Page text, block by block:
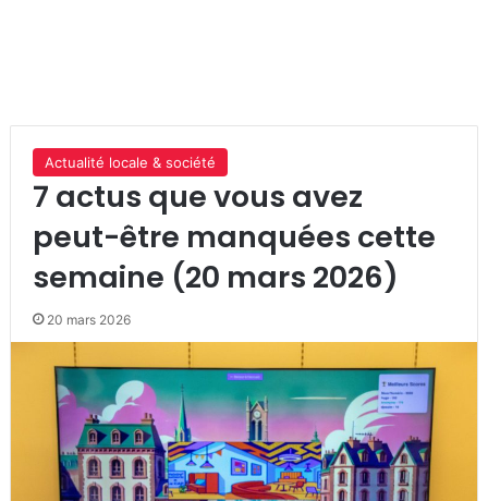
Actualité locale & société
7 actus que vous avez
peut-être manquées cette
semaine (20 mars 2026)
20 mars 2026